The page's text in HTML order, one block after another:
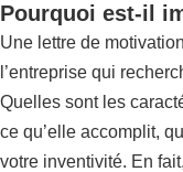
Pourquoi est-il
Une lettre de
l’entreprise qui
Quelles sont les
ce qu’elle accomplit,
votre inventivité. En